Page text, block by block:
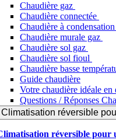
Chaudière gaz
Chaudière connectée
Chaudière à condensation
Chaudière murale gaz
Chaudière sol gaz
Chaudière sol fioul
Chaudière basse
Guide chaudière
Votre chaudière idéale en
Questions / Réponses
Climatisation réversible
réversible pour